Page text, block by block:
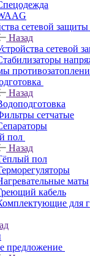
сетевой защиты
Назад
сетевой
Назад
сетчатые
пол
Назад
пол
маты
кабель
для
предложение